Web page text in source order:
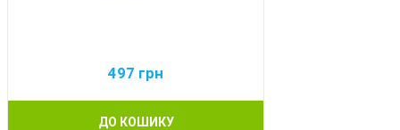
497 грн
ДО КОШИКУ